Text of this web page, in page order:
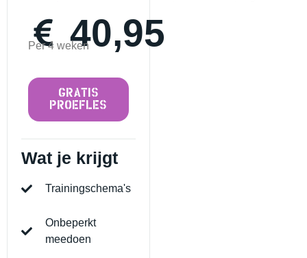
40,95
Per 4 weken
GRATIS
PROEFLES
Wat je krijgt
Trainingschema's
Onbeperkt
meedoen